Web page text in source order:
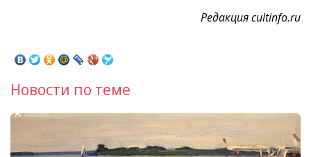
Редакция cultinfo.ru
Новости по теме